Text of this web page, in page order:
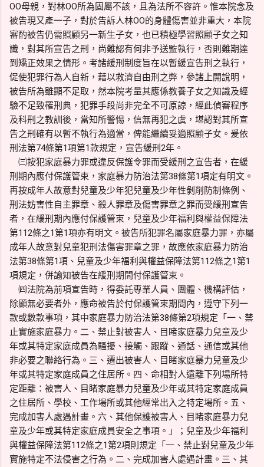
OO母親，對林OO所為固屬不該，且為法所不容許。惟本院念及
被告現又產一子，對於告訴人林OO的身體傷害並非重大，本院
審酌被告仍需照顧另一新生子女，也已積極學習照顧子女之知
識，對其所宣告之刑，尚難認有何非予送監執行，否則難期達
到矯正效果之情形。考諸緩刑制度旨在以暫緩宣告刑之執行，
促使犯罪行為人自新，藉以救濟自由刑之弊，參諸上開說明，
被告所為雖顯不足取，然本院考量其應係教養子女之知識及經
驗不足致罹刑典，犯罪手段尚非完全不可原諒，經此偵審程序
及科刑之教訓後，當知所警惕，信無再犯之虞，堪認對其所宣
告之刑確有以暫不執行為適當，俾能繼續妥適照顧子女。爰依
刑法第74條第1項第1款規定，宣告緩刑2年。
㈢按犯家庭暴力罪或違反保護令罪而受緩刑之宣告者，在緩
刑期內應付保護管束，家庭暴力防治法第38條第1項定有明文。
再按成年人故意對兒童及少年犯兒童及少年性剝削防制條例、
刑法妨害性自主罪章、殺人罪章及傷害罪章之罪而受緩刑宣告
者，在緩刑期內應付保護管束，兒童及少年福利與權益保障法
第112條之1第1項亦有明文。被告所犯罪名屬家庭暴力罪，亦屬
成年人故意對兒童犯刑法傷害罪章之罪，故應依家庭暴力防治
法第38條第1項、兒童及少年福利與權益保障法第112條之1第1
項規定，併諭知被告在緩刑期間付保護管束。
㈣法院為前項宣告時，得委託專業人員、團體、機構評估，
除顯無必要者外，應命被告於付保護管束期間內，遵守下列一
款或數款事項，其中家庭暴力防治法第38條第2項規定「一、禁
止實施家庭暴力。二、禁止對被害人、目睹家庭暴力兒童及少
年或其特定家庭成員為騷擾、接觸、跟蹤、通話、通信或其他
非必要之聯絡行為。三、遷出被害人、目睹家庭暴力兒童及少
年或其特定家庭成員之住居所。四、命相對人遠離下列場所特
定距離：被害人、目睹家庭暴力兒童及少年或其特定家庭成員
之住居所、學校、工作場所或其他經常出入之特定場所。五、
完成加害人處遇計畫。六、其他保護被害人、目睹家庭暴力兒
童及少年或其特定家庭成員安全之事項。」；兒童及少年福利
與權益保障法第112條之1第2項則規定「一、禁止對兒童及少年
實施特定不法侵害之行為。二、完成加害人處遇計畫。三、其